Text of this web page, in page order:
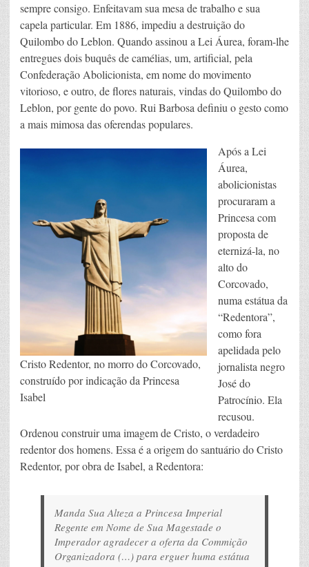
sempre consigo. Enfeitavam sua mesa de trabalho e sua
capela particular. Em 1886, impediu a destruição do
Quilombo do Leblon. Quando assinou a Lei Áurea, foram-lhe
entregues dois buquês de camélias, um, artificial, pela
Confederação Abolicionista, em nome do movimento
vitorioso, e outro, de flores naturais, vindas do Quilombo do
Leblon, por gente do povo. Rui Barbosa definiu o gesto como
a mais mimosa das oferendas populares.
Cristo Redentor, no morro do Corcovado,
construído por indicação da Princesa
Isabel
Após a Lei
Áurea,
abolicionistas
procuraram a
Princesa com
proposta de
eternizá-la, no
alto do
Corcovado,
numa estátua da
“Redentora”,
como fora
apelidada pelo
jornalista negro
José do
Patrocínio. Ela
recusou.
Ordenou construir uma imagem de Cristo, o verdadeiro
redentor dos homens. Essa é a origem do santuário do Cristo
Redentor, por obra de Isabel, a Redentora:
Manda Sua Alteza a Princesa Imperial
Regente em Nome de Sua Magestade o
Imperador agradecer a oferta da Commição
Organizadora (…) para erguer huma estátua